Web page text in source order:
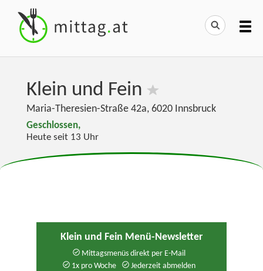
Klein und Fein
Maria-Theresien-Straße 42a, 6020 Innsbruck
Geschlossen,
Heute seit 13 Uhr
Klein und Fein Menü-Newsletter
Mittagsmenüs direkt per E-Mail
1x pro Woche
Jederzeit abmelden